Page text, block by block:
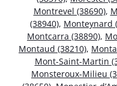
Montrevel (38690),
(38940), Monteynard
Montcarra (38890),
Montaud (38210),
Mont-Saint-Martin
Monsteroux-Milieu